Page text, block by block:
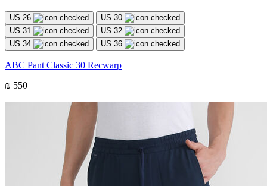
US 26
US 30
US 31
US 32
US 34
US 36
ABC Pant Classic 30 Recwarp
₪ 550